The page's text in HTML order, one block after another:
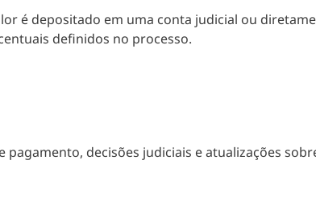
é depositado em uma conta judicial ou
definidos no processo.
decisões judiciais e atualizações